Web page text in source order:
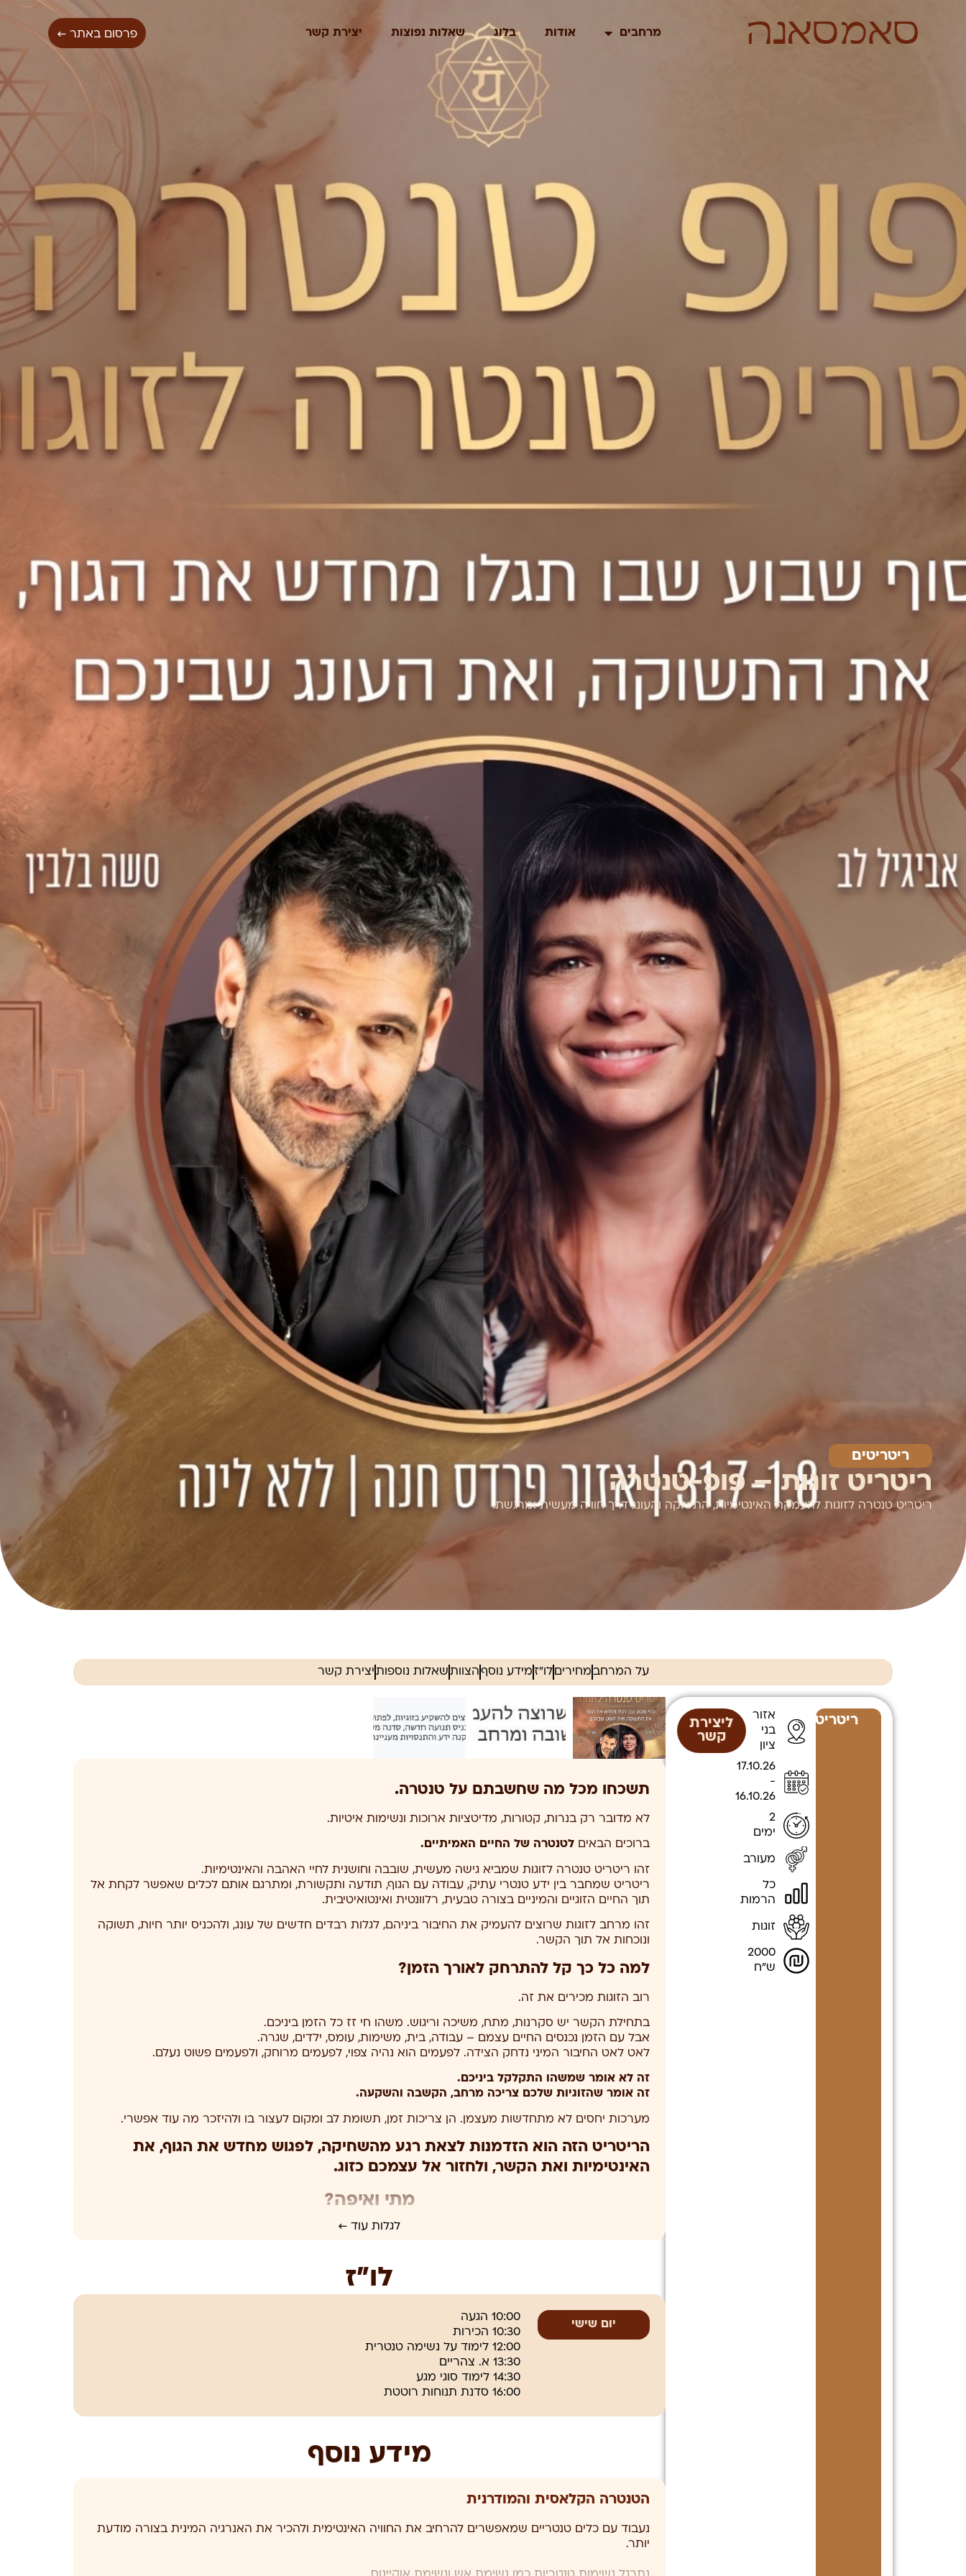
מרחבים אודות בלוג שאלות נפוצות יצירת קשר פרסום באתר ←
ריטריטים
ריטריט זוגות – פופ-טנטרה
ריטריט טנטרה לזוגות להעמקת האינטימיות, התשוקה והעונג דרך חוויה מעשית ומרגשת.
על המרחבמחירים לו"זמידע נוסףהצוותשאלות נוספותיצירת קשר
ריטריטים
אזור
בני
ציון
17.10.26
-
16.10.26
2
ימים
מעורב
כל
הרמות
זוגות
2000
ש"ח
ליצירת
קשר
תשכחו מכל מה שחשבתם על טנטרה.
לא מדובר רק בנרות, קטורות, מדיטציות ארוכות ונשימות איטיות.
ברוכים הבאיםלטנטרה של החיים האמיתיים.
זהו ריטריט טנטרה לזוגות שמביא גישה מעשית, שובבה וחושנית לחיי האהבה והאינטימיות.
ריטריט שמחבר בין ידע טנטרי עתיק, עבודה עם הגוף, תודעה ותקשורת, ומתרגם אותם לכלים שאפשר לקחת אל
תוך החיים הזוגיים והמיניים בצורה טבעית, רלוונטית ואינטואיטיבית.
זהו מרחב לזוגות שרוצים להעמיק את החיבור ביניהם, לגלות רבדים חדשים של עונג, ולהכניס יותר חיות, תשוקה
ונוכחות אל תוך הקשר.
למה כל כך קל להתרחק לאורך הזמן?
רוב הזוגות מכירים את זה.
בתחילת הקשר יש סקרנות, מתח, משיכה וריגוש. משהו חי זז כל הזמן ביניכם.
אבל עם הזמן נכנסים החיים עצמם – עבודה, בית, משימות, עומס, ילדים, שגרה.
לאט לאט החיבור המיני נדחק הצידה. לפעמים הוא נהיה צפוי, לפעמים מרוחק, ולפעמים פשוט נעלם.
זה לא אומר שמשהו התקלקל ביניכם.
זה אומר שהזוגיות שלכם צריכה מרחב, הקשבה והשקעה.
מערכות יחסים לא מתחדשות מעצמן. הן צריכות זמן, תשומת לב ומקום לעצור בו ולהיזכר מה עוד אפשרי.
הריטריט הזה הוא הזדמנות לצאת רגע מהשחיקה, לפגוש מחדש את הגוף, את
האינטימיות ואת הקשר, ולחזור אל עצמכם כזוג.
מתי ואיפה?
מתי – שישי ושבת 31.7-1.8
המיקום המדויק יימסר לנרשמים
בריטריט הזה תלמדו איך:
להשתמש באנרגיה המינית שלכם כדי להעמיק את החיבור הזוגי
להפוך את המפגש האינטימי לזורם, עשיר וחי יותר
לעבוד עם נשימה כדי להגביר הנאה, נוכחות ועוצמה
לשלב תודעה, דמיון ותשומת לב בתוך החוויה המינית
להשתמש במגע ובמילים בצורה שמעמיקה את החיבור
כלים שתוכלו לקחת אל תוך הזוגיות שלכם ולהמשיך לעבוד איתם גם בבית – בחיי
היומיום, במרחב האינטימי, ובדרך שבה אתם פוגשים זה את זו.
לגלות עוד ←
לו”ז
יום שישי
16:00 סדנת תנוחות רוטטת
מידע נוסף
הטנטרה הקלאסית והמודרנית
נעבוד עם כלים טנטריים שמאפשרים להרחיב את החוויה האינטימית ולהכיר את האנרגיה המינית בצורה מודעת